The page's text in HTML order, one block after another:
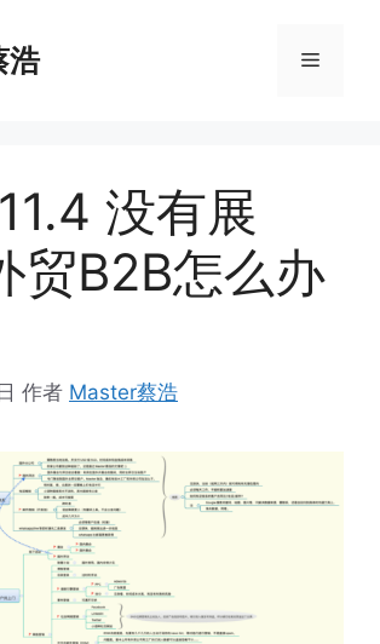
浩 菜
没有展
贸B2B怎么办
作者 Master蔡浩